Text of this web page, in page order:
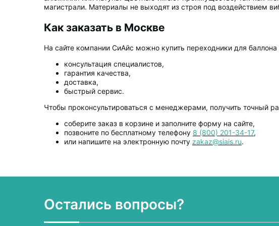
магистрали. Материалы не выходят из строя под воздействием
Как заказать в Москве
На сайте компании СиАйс можно купить переходники для
консультация специалистов,
гарантия качества,
доставка,
быстрый сервис.
Чтобы проконсультироваться с менеджерами, получить точный
соберите заказ в корзине и заполните форму на сайте,
позвоните по бесплатному телефону 8 (800) 201-34-17,
или напишите на электронную почту zakaz@siais.ru.
Остались вопросы?